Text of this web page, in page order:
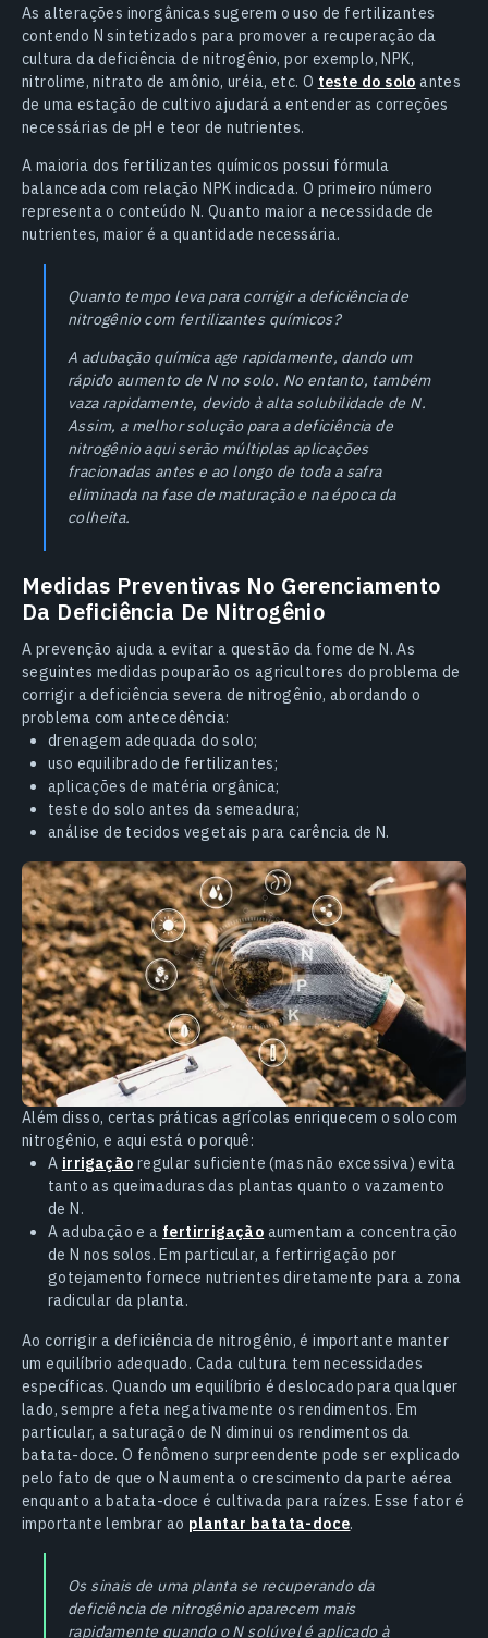
As alterações inorgânicas sugerem o uso de fertilizantes
contendo N sintetizados para promover a recuperação da
cultura da deficiência de nitrogênio, por exemplo, NPK,
nitrolime, nitrato de amônio, uréia, etc. O teste do solo antes
de uma estação de cultivo ajudará a entender as correções
necessárias de pH e teor de nutrientes.
A maioria dos fertilizantes químicos possui fórmula
balanceada com relação NPK indicada. O primeiro número
representa o conteúdo N. Quanto maior a necessidade de
nutrientes, maior é a quantidade necessária.
Quanto tempo leva para corrigir a deficiência de
nitrogênio com fertilizantes químicos?
A adubação química age rapidamente, dando um
rápido aumento de N no solo. No entanto, também
vaza rapidamente, devido à alta solubilidade de N.
Assim, a melhor solução para a deficiência de
nitrogênio aqui serão múltiplas aplicações
fracionadas antes e ao longo de toda a safra
eliminada na fase de maturação e na época da
colheita.
Medidas Preventivas No Gerenciamento
Da Deficiência De Nitrogênio
A prevenção ajuda a evitar a questão da fome de N. As
seguintes medidas pouparão os agricultores do problema de
corrigir a deficiência severa de nitrogênio, abordando o
problema com antecedência:
drenagem adequada do solo;
uso equilibrado de fertilizantes;
aplicações de matéria orgânica;
teste do solo antes da semeadura;
análise de tecidos vegetais para carência de N.
Além disso, certas práticas agrícolas enriquecem o solo com
nitrogênio, e aqui está o porquê:
A irrigação regular suficiente (mas não excessiva) evita
tanto as queimaduras das plantas quanto o vazamento
de N.
A adubação e a fertirrigação aumentam a concentração
de N nos solos. Em particular, a fertirrigação por
gotejamento fornece nutrientes diretamente para a zona
radicular da planta.
Ao corrigir a deficiência de nitrogênio, é importante manter
um equilíbrio adequado. Cada cultura tem necessidades
específicas. Quando um equilíbrio é deslocado para qualquer
lado, sempre afeta negativamente os rendimentos. Em
particular, a saturação de N diminui os rendimentos da
batata-doce. O fenômeno surpreendente pode ser explicado
pelo fato de que o N aumenta o crescimento da parte aérea
enquanto a batata-doce é cultivada para raízes. Esse fator é
importante lembrar ao plantar batata-doce.
Os sinais de uma planta se recuperando da
deficiência de nitrogênio aparecem mais
rapidamente quando o N solúvel é aplicado à